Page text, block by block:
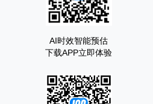
AI时效智能预估
下载APP立即体验